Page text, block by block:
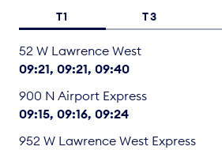
T1 T3
52 W Lawrence West
09:21 09:21 09:40
900 N Airport Express
09:15 09:16 09:24
952 W Lawrence West Express